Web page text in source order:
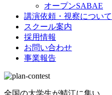
オープンSABAE
講演依頼・視察について
スクール案内
採用情報
お問い合わせ
事業報告
全国の大学生が鯖江に集い